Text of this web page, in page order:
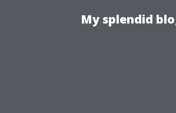
My splendid